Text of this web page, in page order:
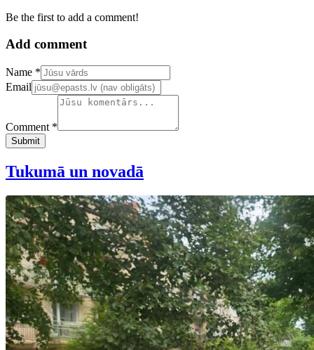
Be the first to add a comment!
Add comment
Confirm your email address
Name *
Email
Comment *
Submit
Tukumā un novadā